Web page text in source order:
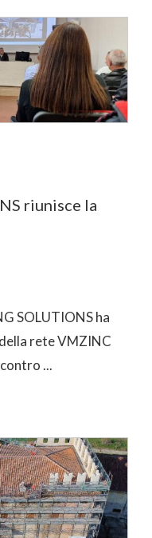
riunisce la
SOLUTIONS ha
rete VMZINC
...